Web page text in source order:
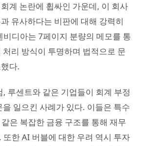
계 논란에 휩싸인 가운데, 이 회사
유사하다는 비판에 대해 강력히
비디아는 7페이지 분량의 메모를 통
리 방식이 투명하며 법적으로 문
다.
루센트와 같은 기업들이 회계 부정
일으킨 사례가 있다. 이들은 특수
은 복잡한 금융 구조를 통해 재무
또한 AI 버블에 대한 우려 역시 투자